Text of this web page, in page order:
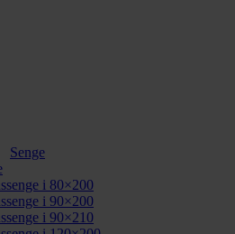
Senge
i 80×200
i 90×200
i 90×210